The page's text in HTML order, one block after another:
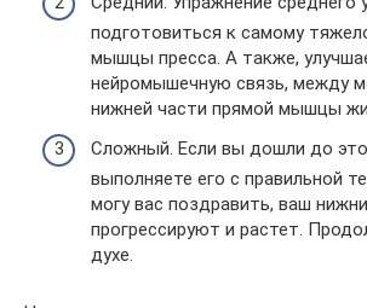
подготовиться к самому
мышцы пресса. А также,
нейромышечную связь, между
нижней части прямой мышцы
Сложный. Если вы дошли до
выполняете его с правильной
могу вас поздравить, ваш
прогрессируют и растет.
духе.